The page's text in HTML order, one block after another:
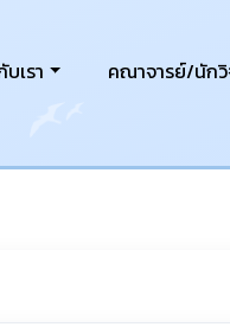
เรา คณาจารย์/นัก